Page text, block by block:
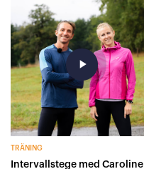
play_arrow
TRÄNING
Intervallstege med Caroline